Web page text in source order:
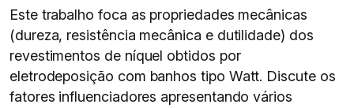
Este trabalho foca as propriedades mecânicas
(dureza, resistência mecânica e dutilidade) dos
revestimentos de níquel obtidos por
eletrodeposição com banhos tipo Watt. Discute os
fatores influenciadores apresentando vários